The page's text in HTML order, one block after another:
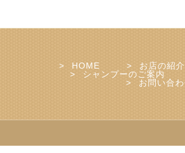
HOME
お店の紹介
シャンプーのご案内
お問い合